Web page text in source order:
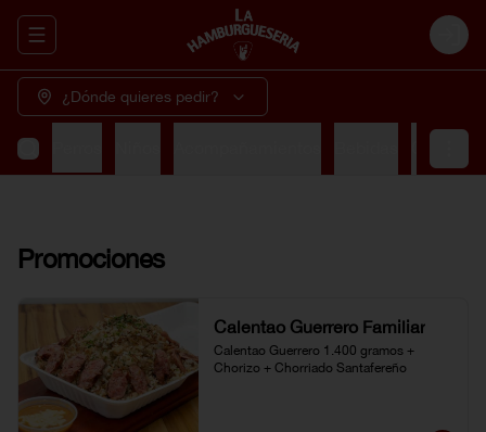
Abrir menu de navegación Login
¿Dónde quieres pedir?
Promociones
Calentao Guerrero Familiar
Calentao Guerrero 1.400 gramos +
Chorizo + Chorriado Santafereño